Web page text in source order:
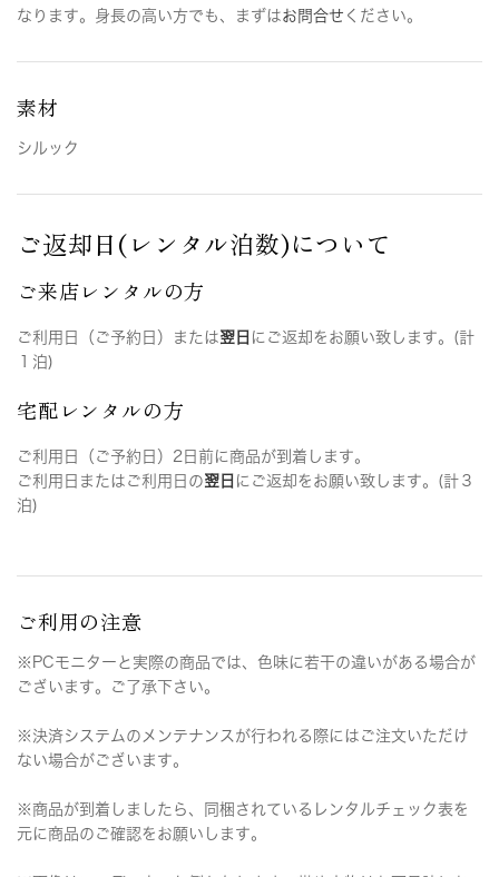
なります。身長の高い方でも、まずはお問合せ ください。
素材
シルック
ご返却日(レンタル泊数)について
ご来店レンタルの方
ご利用日（ご予約日）または翌日 にご返却をお願い致します。(計
１泊)
宅配レンタルの方
ご利用日（ご予約日）2日前に商品が到着します。
ご利用日またはご利用日の翌日 にご返却をお願い致します。(計３
泊)
ご利用の注意
※PCモニターと実際の商品では、色味に若干の違いがある場合が
ございます。ご了承下さい。
※決済システムのメンテナンスが行われる際にはご注文いただけ
ない場合がございます。
※商品が到着しましたら、同梱されているレンタルチェック表を
元に商品のご確認をお願いします。